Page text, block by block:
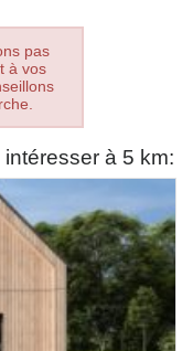
pas
à vos
à 5 km: